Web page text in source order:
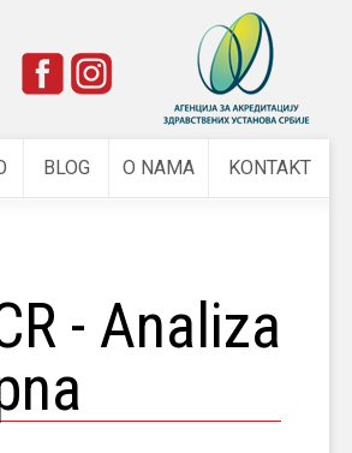
BLOG O NAMA KONTAKT
- Analiza